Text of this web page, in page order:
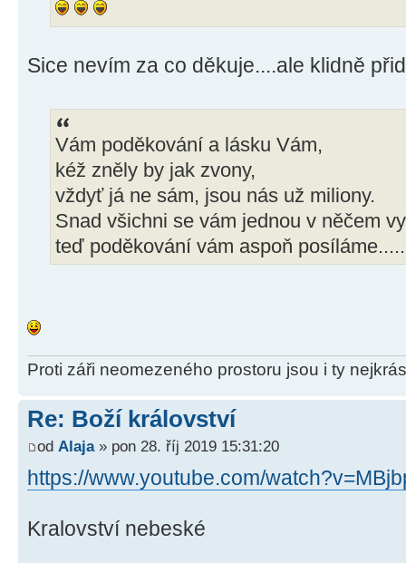
Sice nevím za co děkuje....ale klidně
Vám poděkování a lásku Vám,
kéž zněly by jak zvony,
vždyť já ne sám, jsou nás už miliony.
Snad všichni se vám jednou v něčem
teď poděkování vám aspoň
Proti záři neomezeného prostoru jsou i ty
Re: Boží království
od Alaja» pon 28. říj 2019 15:31:20
https://www.youtube.com/
Kralovství nebeské